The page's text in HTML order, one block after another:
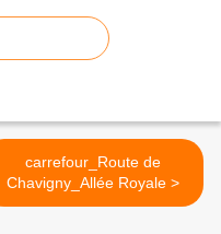
carrefour_Route de
Chavigny_Allée Royale >